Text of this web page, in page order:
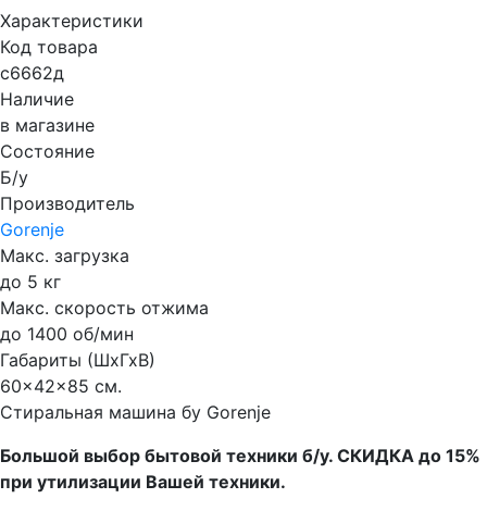
Характеристики
Код товара
с6662д
Наличие
в магазине
Состояние
Б/у
Производитель
Gorenje
Макс. загрузка
до 5 кг
Макс. скорость отжима
до 1400 об/мин
Габариты (ШхГхВ)
60x42x85 см.
Стиральная машина бу Gorenje
Бoльшой выбоp бытовой техники б/у. СКИДКА до 15%
пpи утилизации Bашей техники.